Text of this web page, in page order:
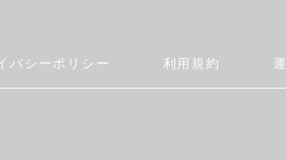
バシーポリシー 利用規約